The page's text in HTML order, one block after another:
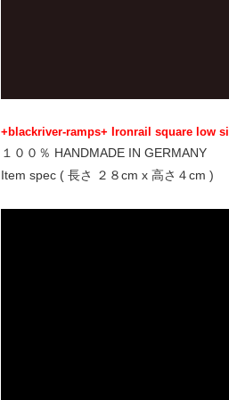
+blackriver-ramps+ Ironrail square low
１００％ HANDMADE IN GERMANY
Item spec ( 長さ ２８cm x 高さ４cm )